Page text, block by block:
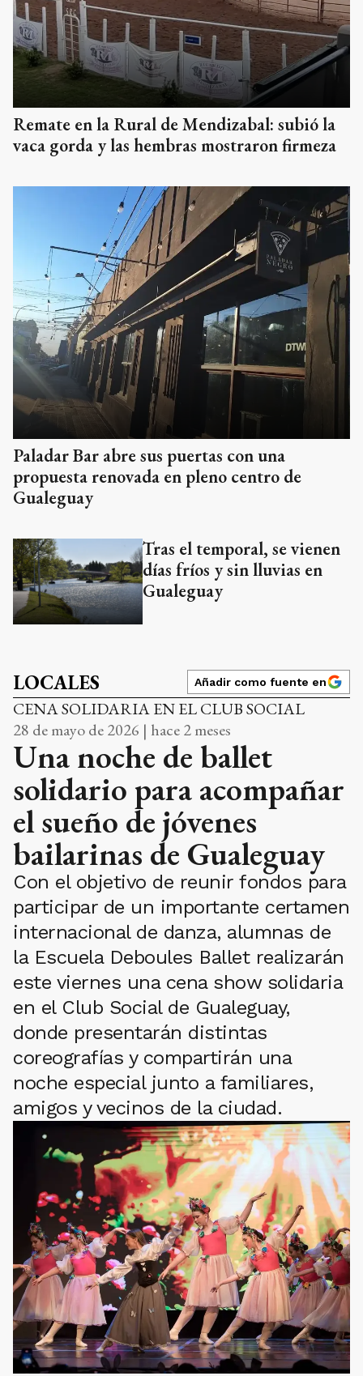
Remate en la Rural de Mendizabal: subió la
vaca gorda y las hembras mostraron firmeza
Paladar Bar abre sus puertas con una
propuesta renovada en pleno centro de
Gualeguay
Tras el temporal, se vienen
días fríos y sin lluvias en
Gualeguay
LOCALES Añadir como fuente en
CENA SOLIDARIA EN EL CLUB SOCIAL
28 de mayo de 2026 | hace 2 meses
Una noche de ballet
solidario para acompañar
el sueño de jóvenes
bailarinas de Gualeguay
Con el objetivo de reunir fondos para
participar de un importante certamen
internacional de danza, alumnas de
la Escuela Deboules Ballet realizarán
este viernes una cena show solidaria
en el Club Social de Gualeguay,
donde presentarán distintas
coreografías y compartirán una
noche especial junto a familiares,
amigos y vecinos de la ciudad.